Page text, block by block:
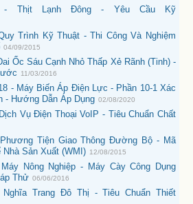
- Thịt Lạnh Đông - Yêu Cầu Kỹ
Trình Kỹ Thuật - Thi Công Và Nghiệm
04/09/2015
Ốc Sáu Cạnh Nhỏ Thấp Xẻ Rãnh (Tinh) -
11/03/2016
- Máy Biến Áp Điện Lực - Phần 10-1 Xác
- Hướng Dẫn Áp Dụng 02/08/2020
Vụ Điện Thoại VoIP - Tiêu Chuẩn Chất
Tiện Giao Thông Đường Bộ - Mã
Nhà Sản Xuất (WMI) 12/08/2015
Nông Nghiệp - Máy Cày Công Dụng
Thử 06/06/2016
Nghĩa Trang Đô Thị - Tiêu Chuẩn Thiết